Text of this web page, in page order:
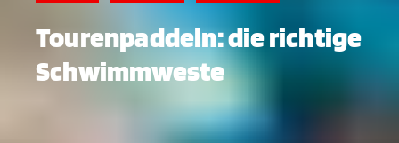
Tourenpaddeln: die richtige
Schwimmweste